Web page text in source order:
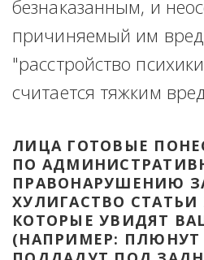
безнаказанным, и
причиняемый им вред
"расстройство
считается тяжким
ЛИЦА ГОТОВЫЕ
ПО
ПРАВОНАРУШЕНИЮ
ХУЛИГАСТВО СТАТЬИ
КОТОРЫЕ УВИДЯТ
(НАПРИМЕР: ПЛЮНУТ